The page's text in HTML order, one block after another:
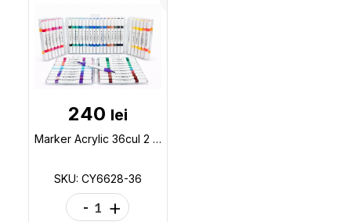
240 lei
Marker Acrylic 36cul 2 parti ML50-4(cutie plastic) CY6628-36
SKU: CY6628-36
- +